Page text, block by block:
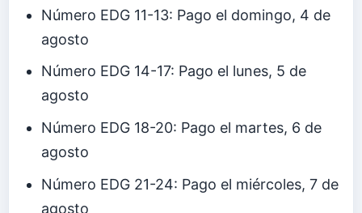
Número EDG 11-13: Pago el domingo, 4 de
agosto
Número EDG 14-17: Pago el lunes, 5 de
agosto
Número EDG 18-20: Pago el martes, 6 de
agosto
Número EDG 21-24: Pago el miércoles, 7 de
agosto